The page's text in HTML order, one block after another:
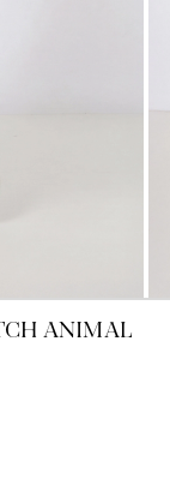
ANIMAL